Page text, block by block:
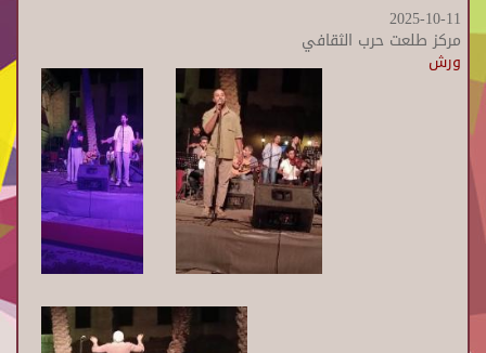
2025-10-11
مركز طلعت حرب الثقافي
ورش